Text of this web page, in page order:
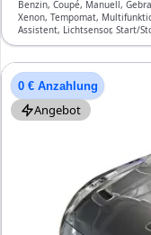
Benzin, Coupé, Manuell,
Xenon, Tempomat,
Assistent, Lichtsensor, Start/
Verkehrszeichen-Erkennung,
0 € Anzahlung
Angebot